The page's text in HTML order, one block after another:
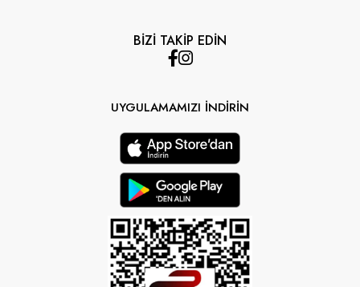
BİZİ TAKİP EDİN
UYGULAMAMIZI İNDİRİN